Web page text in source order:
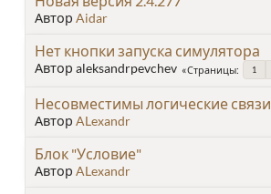
Автор Aidar
Нет кнопки запуска симулятора
Автор aleksandrpevchev Страницы 1
Несовместимы логические связи
Автор ALexandr
Блок "Условие"
Автор ALexandr